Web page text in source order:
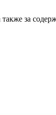
за